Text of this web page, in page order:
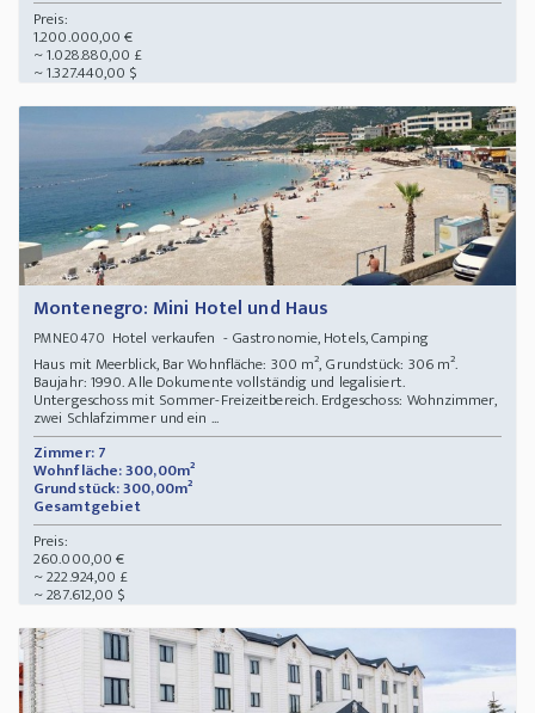
Preis:
1.200.000,00 €
~ 1.028.880,00 £
~ 1.327.440,00 $
Montenegro: Mini Hotel und Haus
PMNE0470 Hotel verkaufen - Gastronomie, Hotels, Camping
Haus mit Meerblick, Bar Wohnfläche: 300 m², Grundstück: 306 m².
Baujahr: 1990. Alle Dokumente vollständig und legalisiert.
Untergeschoss mit Sommer-Freizeitbereich. Erdgeschoss: Wohnzimmer,
zwei Schlafzimmer und ein ...
Zimmer: 7
Wohnfläche: 300,00m²
Grundstück: 300,00m²
Gesamtgebiet
Preis:
260.000,00 €
~ 222.924,00 £
~ 287.612,00 $